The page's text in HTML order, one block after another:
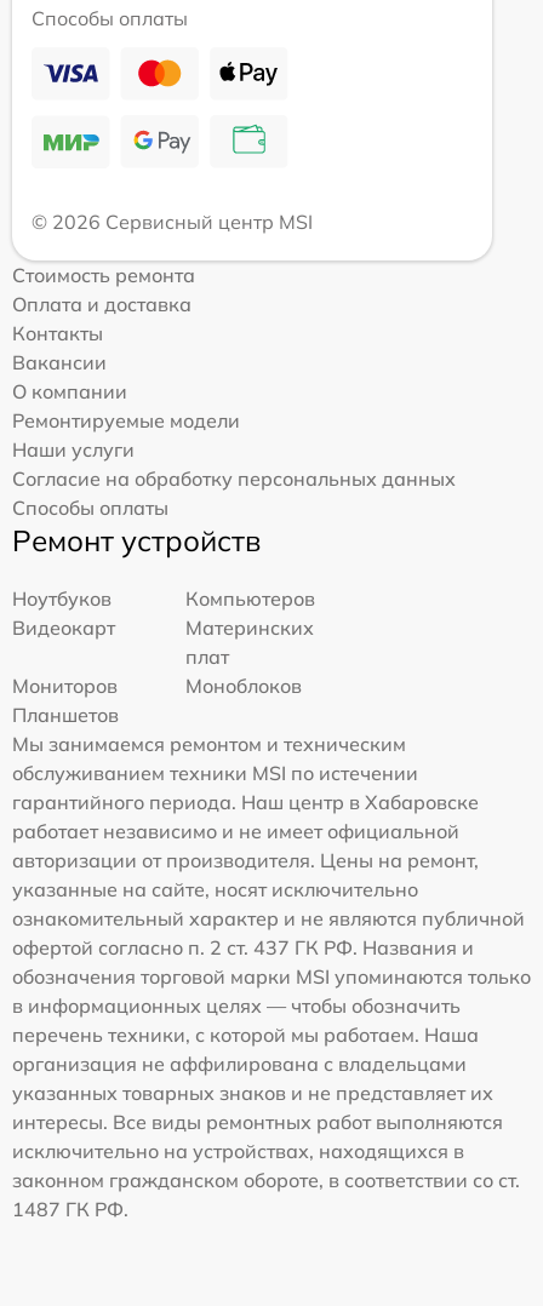
Способы оплаты
© 2026 Сервисный центр MSI
Стоимость ремонта
Оплата и доставка
Контакты
Вакансии
О компании
Ремонтируемые модели
Наши услуги
Согласие на обработку персональных данных
Способы оплаты
Ремонт устройств
Ноутбуков
Компьютеров
Видеокарт
Материнских
плат
Мониторов
Моноблоков
Планшетов
Мы занимаемся ремонтом и техническим
обслуживанием техники MSI по истечении
гарантийного периода. Наш центр в Хабаровске
работает независимо и не имеет официальной
авторизации от производителя. Цены на ремонт,
указанные на сайте, носят исключительно
ознакомительный характер и не являются публичной
офертой согласно п. 2 ст. 437 ГК РФ. Названия и
обозначения торговой марки MSI упоминаются только
в информационных целях — чтобы обозначить
перечень техники, с которой мы работаем. Наша
организация не аффилирована с владельцами
указанных товарных знаков и не представляет их
интересы. Все виды ремонтных работ выполняются
исключительно на устройствах, находящихся в
законном гражданском обороте, в соответствии со ст.
1487 ГК РФ.